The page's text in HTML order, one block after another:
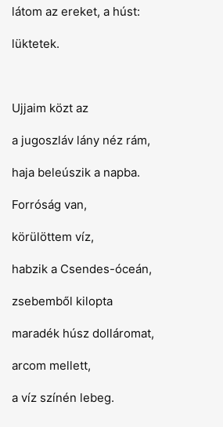
látom az ereket, a húst:
lüktetek.
Ujjaim közt az
a jugoszláv lány néz rám,
haja beleúszik a napba.
Forróság van,
körülöttem víz,
habzik a Csendes-óceán,
zsebemből kilopta
maradék húsz dolláromat,
arcom mellett,
a víz színén lebeg.